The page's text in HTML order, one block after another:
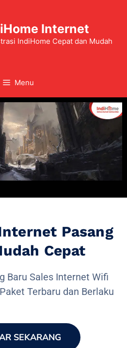
Internet
IndiHome Cepat dan Mudah
Menu
Pasang
Cepat
Baru Sales Internet Wifi
Terbaru dan Berlaku
SEKARANG